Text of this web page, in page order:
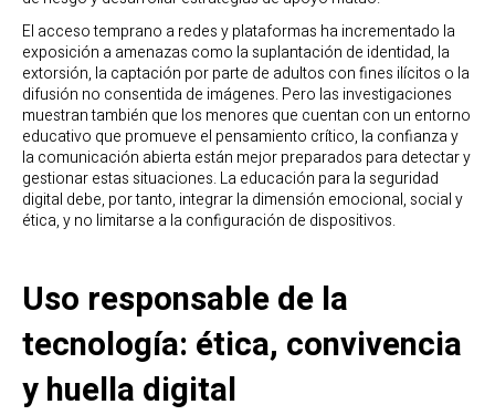
El acceso temprano a redes y plataformas ha incrementado la
exposición a amenazas como la suplantación de identidad, la
extorsión, la captación por parte de adultos con fines ilícitos o la
difusión no consentida de imágenes. Pero las investigaciones
muestran también que los menores que cuentan con un entorno
educativo que promueve el pensamiento crítico, la confianza y
la comunicación abierta están mejor preparados para detectar y
gestionar estas situaciones. La educación para la seguridad
digital debe, por tanto, integrar la dimensión emocional, social y
ética, y no limitarse a la configuración de dispositivos.
Uso responsable de la
tecnología: ética, convivencia
y huella digital